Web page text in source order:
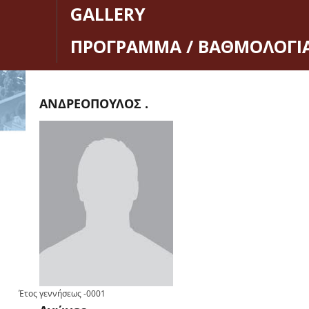
GALLERY
ΠΡΟΓΡΑΜΜΑ /
ΑΝΔΡΕΟΠΟΥΛΟΣ .
Έτος γεννήσεως-0001